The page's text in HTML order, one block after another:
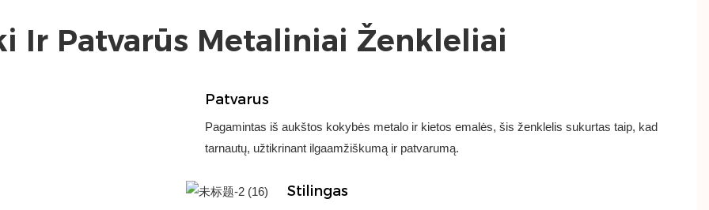
Ir Patvarūs Metaliniai Ženkleliai
Patvarus
Pagamintas iš aukštos kokybės metalo ir kietos emalės, šis ženklelis sukurtas taip, kad
tarnautų, užtikrinant ilgaamžiškumą ir patvarumą.
Stilingas